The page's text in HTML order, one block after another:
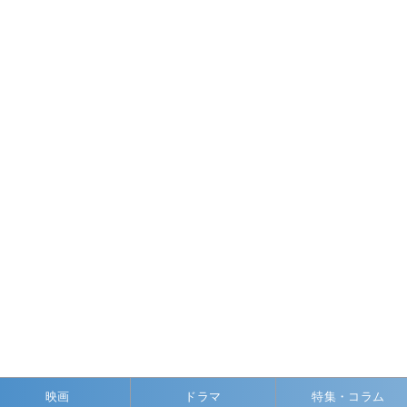
映画 ドラマ 特集・コラム